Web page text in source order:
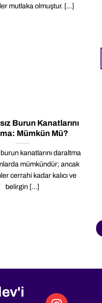
mutlaka olmuştur. [...]
Burun Kanatlarını
Mümkün Mü?
kanatlarını daraltma
mümkündür; ancak
cerrahi kadar kalıcı ve
belirgin [...]